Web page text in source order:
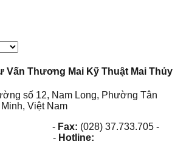
Vấn Thương Mai Kỹ Thuật Mai Thủy
số 12, Nam Long, Phường Tân
Việt Nam
- Fax: (028) 37.733.705 -
- Hotline: